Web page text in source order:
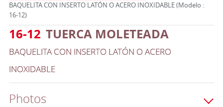
BAQUELITA CON INSERTO LATÓN O ACERO INOXIDABLE (Modelo :
16-12)
16-12 TUERCA MOLETEADA
BAQUELITA CON INSERTO LATÓN O ACERO
INOXIDABLE
Photos